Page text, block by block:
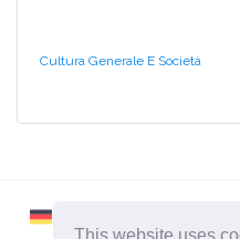
This website uses
Cultura Generale E Società